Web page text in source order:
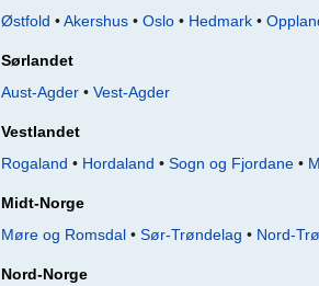
Østfold •Akershus • Oslo • Hedmark •
Sørlandet
Aust-Agder • Vest-Agder
Vestlandet
Rogaland • Hordaland • Sogn og Fjordane •
Midt-Norge
Møre og Romsdal • Sør-Trøndelag • Nord-
Nord-Norge